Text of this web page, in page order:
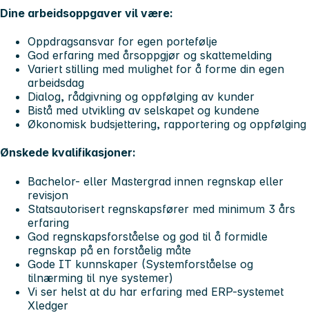
Dine arbeidsoppgaver vil være:
Oppdragsansvar for egen portefølje
God erfaring med årsoppgjør og skattemelding
Variert stilling med mulighet for å forme din egen
arbeidsdag
Dialog, rådgivning og oppfølging av kunder
Bistå med utvikling av selskapet og kundene
Økonomisk budsjettering, rapportering og oppfølging
Ønskede kvalifikasjoner:
Bachelor- eller Mastergrad innen regnskap eller
revisjon
Statsautorisert regnskapsfører med minimum 3 års
erfaring
God regnskapsforståelse og god til å formidle
regnskap på en forståelig måte
Gode IT kunnskaper (Systemforståelse og
tilnærming til nye systemer)
Vi ser helst at du har erfaring med ERP-systemet
Xledger